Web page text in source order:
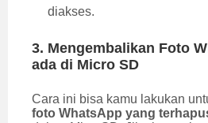
diakses.
3. Mengembalikan Foto
ada di Micro SD
Cara ini bisa kamu lakukan
foto WhatsApp yang